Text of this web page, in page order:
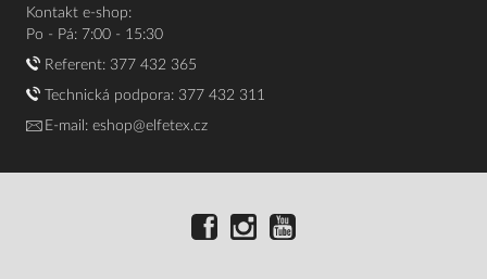
Kontakt e-shop:
Po - Pá: 7:00 - 15:30
Referent: 377 432 365
Technická podpora: 377 432 311
E-mail: eshop@elfetex.cz